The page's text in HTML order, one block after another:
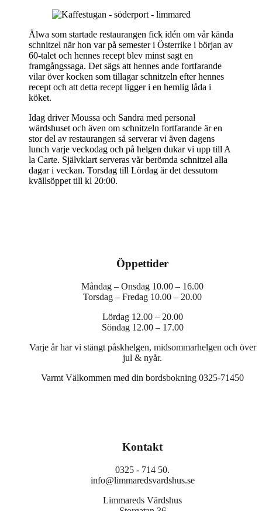
Älwa som startade restaurangen fick idén om vår kända
schnitzel när hon var på semester i Österrike i början av
60-talet och hennes recept blev minst sagt en
framgångssaga. Det sägs att hennes ande fortfarande
vilar över kocken som tillagar schnitzeln efter hennes
recept och att detta recept ligger i en hemlig låda i
köket.
Idag driver Moussa och Sandra med personal
wärdshuset och även om schnitzeln fortfarande är en
stor del av restaurangen så serverar vi även dagens
lunch varje veckodag och på helgen dukar vi upp till A
la Carte. Självklart serveras vår berömda schnitzel alla
dagar i veckan. Torsdag till Lördag är det dessutom
kvällsöppet till kl 20:00.
Öppettider
Måndag – Onsdag 10.00 – 16.00
Torsdag – Fredag 10.00 – 20.00
Lördag 12.00 – 20.00
Söndag 12.00 – 17.00
Varje år har vi stängt påskhelgen, midsommarhelgen och över
jul & nyår.
Varmt Välkommen med din bordsbokning 0325-71450
Kontakt
0325 - 714 50.
info@limmaredsvardshus.se
Limmareds Värdshus